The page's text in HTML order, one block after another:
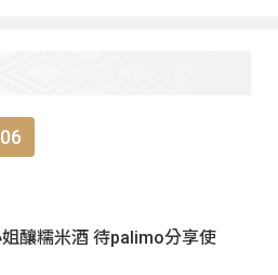
釀糯米酒 待palimo分享使